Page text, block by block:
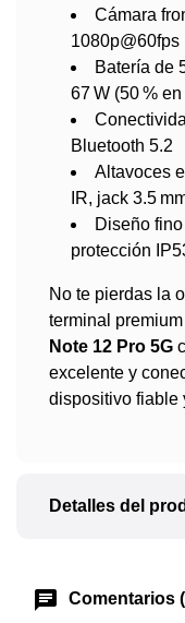
Cámara
1080p@60fps
Batería de
67 W (50 %
Bluetooth 5.2
Altavoces
IR, jack 3.5
Diseño
protección
No te pierdas la
terminal
Note 12 Pro 5G
excelente y
dispositivo fiable
Detalles del
chat Comentarios